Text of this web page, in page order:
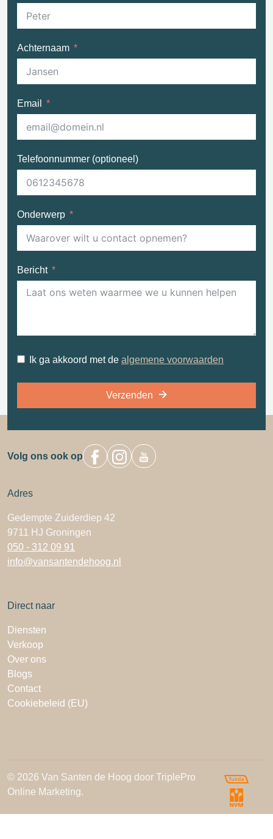
Achternaam
Email
Telefoonnummer (optioneel)
Onderwerp
Bericht
Ik ga akkoord met de algemene voorwaarden
Verzenden
Volg ons ook op
Adres
Gedempte Zuiderdiep 42
9711 HJ Groningen
050 - 312 09 91
info@vansantendehoog.nl
Direct naar
Diensten
Verkoop
Over ons
Blogs
Contact
Cookiebeleid (EU)
© 2026 Van Santen de Hoog door TriplePro
Online Marketing.